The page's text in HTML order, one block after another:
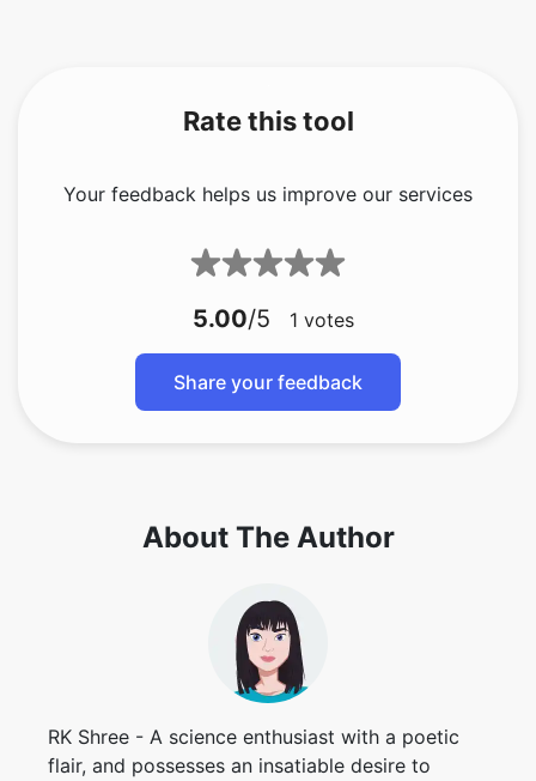
Rate this tool
Your feedback helps us improve our services
5.00/5 1 votes
Share your feedback
About The Author
RK Shree - A science enthusiast with a poetic
flair, and possesses an insatiable desire to